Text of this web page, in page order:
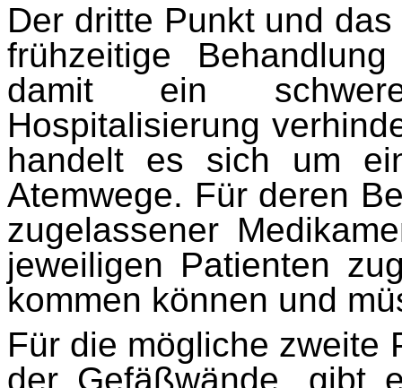
Der dritte Punkt und
frühzeitige
damit ein
Hospitalisierung
handelt es sich um
Atemwege. Für deren
zugelassener
jeweiligen Patienten
kommen können und
Für die mögliche zweite
der Gefäßwände, gibt